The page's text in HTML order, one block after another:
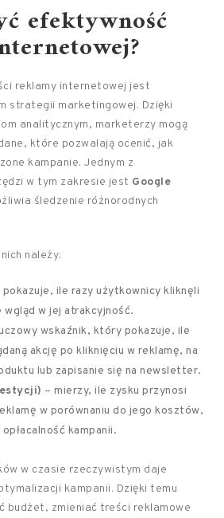
efektywność
reklamy internetowej jest
strategii marketingowej. Dzięki
analitycznym, marketerzy mogą
które pozwalają ocenić, jak
kampanie. Jednym z
w tym zakresie jest Google
śledzenie różnorodnych
należy:
pokazuje, ile razy użytkownicy kliknęli
wgląd w jej atrakcyjność.
wskaźnik, który pokazuje, ile
akcję po kliknięciu w reklamę, na
lub zapisanie się na newsletter.
– mierzy, ile zysku przynosi
w porównaniu do jego kosztów,
kampanii.
w czasie rzeczywistym daje
kampanii. Dzięki temu
budżet, zmieniać treści reklamowe